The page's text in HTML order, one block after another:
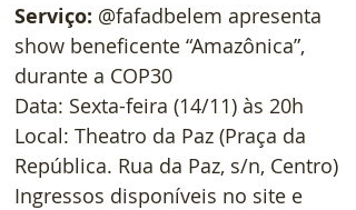
Serviço: @fafadbelem apresenta
show beneficente “Amazônica”,
durante a COP30
Data: Sexta-feira (14/11) às 20h
Local: Theatro da Paz (Praça da
República. Rua da Paz, s/n, Centro)
Ingressos disponíveis no site e